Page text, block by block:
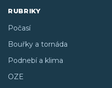
RUBRIKY
Počasí
Bouřky a tornáda
Podnebí a klima
OZE